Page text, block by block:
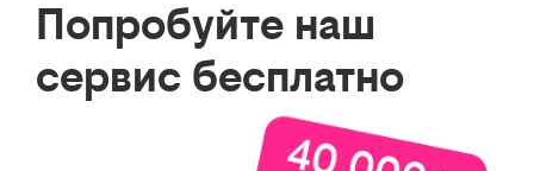
Попробуйте наш
сервис бесплатно